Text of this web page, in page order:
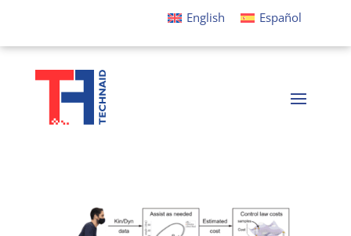
English Español